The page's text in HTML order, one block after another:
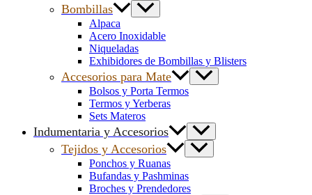
Bombillas
Alpaca
Acero Inoxidable
Niqueladas
Exhibidores de Bombillas y Blisters
Accesorios para Mate
Bolsos y Porta Termos
Termos y Yerberas
Sets Materos
Indumentaria y Accesorios
Tejidos y Accesorios
Ponchos y Ruanas
Bufandas y Pashminas
Broches y Prendedores